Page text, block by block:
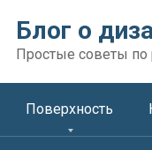
Блог о
Простые советы
Поверхность